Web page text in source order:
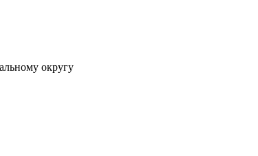
округу